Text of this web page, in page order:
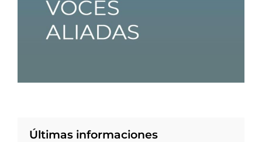
Últimas informaciones